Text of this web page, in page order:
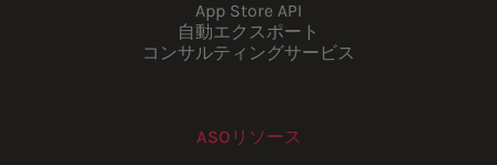
App Store API
自動エクスポート
コンサルティングサービス
ASOリソース